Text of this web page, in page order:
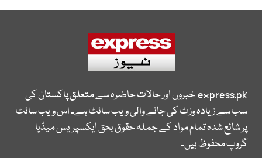
express.pkخبروں اور حالات حاضرہ سے متعلق پاکستان کی
سب سے زیادہ وزٹ کی جانے والی ویب سائٹ ہے۔ اس ویب سائٹ
پر شائع شدہ تمام مواد کے جملہ حقوق بحق ایکسپریس میڈیا
گروپ محفوظ ہیں۔